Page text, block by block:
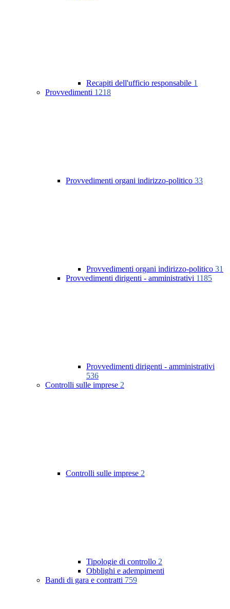
Recapiti dell'ufficio responsabile 1
Provvedimenti 1218
Provvedimenti organi indirizzo-politico 33
Provvedimenti organi indirizzo-politico 31
Provvedimenti dirigenti - amministrativi 1185
Provvedimenti dirigenti - amministrativi
536
Controlli sulle imprese 2
Controlli sulle imprese 2
Tipologie di controllo 2
Obblighi e adempimenti
Bandi di gara e contratti 759